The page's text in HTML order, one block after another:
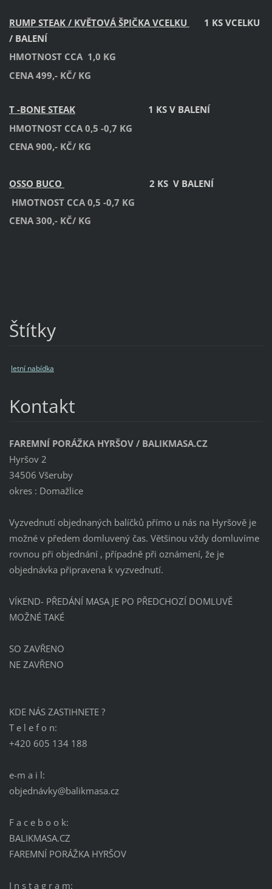
RUMP STEAK / KVĚTOVÁ ŠPIČKA VCELKU
1 KS VCELKU
/ BALENÍ
HMOTNOST CCA 1,0 KG
CENA 499,- KČ/ KG
T -BONE STEAK1 KS V BALENÍ
HMOTNOST CCA 0,5 -0,7 KG
CENA 900,- KČ/ KG
OSSO BUCO
2 KS V BALENÍ
HMOTNOST CCA 0,5 -0,7 KG
CENA 300,- KČ/ KG
Štítky
letní nabídka
Kontakt
FAREMNÍ PORÁŽKA HYRŠOV / BALIKMASA.CZ
Hyršov 2
34506 Všeruby
okres : Domažlice
Vyzvednutí objednaných balíčků přímo u nás na Hyršově je
možné v předem domluvený čas. Většinou vždy domluvíme
rovnou při objednání , případně při oznámení, že je
objednávka připravena k vyzvednutí.
VÍKEND- PŘEDÁNÍ MASA JE PO PŘEDCHOZÍ DOMLUVĚ
MOŽNÉ TAKÉ
SO ZAVŘENO
NE ZAVŘENO
KDE NÁS ZASTIHNETE ?
T e l e f o n:
+420 605 134 188
e-m a i l:
objednávky@balikmasa.cz
F a c e b o o k:
BALIKMASA.CZ
FAREMNÍ PORÁŽKA HYRŠOV
I n s t a g r a m: